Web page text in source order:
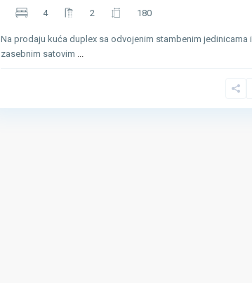
4 2 180
Na prodaju kuća duplex sa odvojenim stambenim jedinicama i
zasebnim satovim